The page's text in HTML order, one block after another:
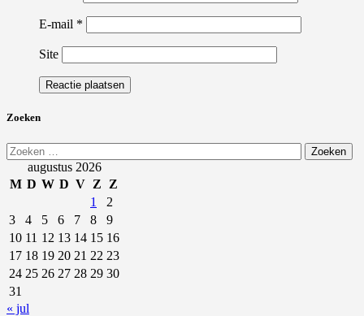
E-mail *
Site
Zoeken
Zoeken
naar:augustus 2026
M D W D V Z
Z
1
2
3
4 5 6 7 8
9
10 11 12 13 14 15 16
17 18 19 20 21 22 23
24 25 26 27 28 29 30
31
« jul